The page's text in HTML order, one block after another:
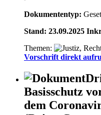
Dokumententyp:
Stand: 23.09.2025
Themen:
Vorschrift direkt
Basisschutz
dem